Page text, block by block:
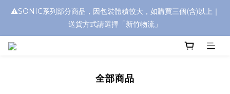
浮水太陽眼鏡🌊 全面升級新上市🎉
⚠️SONIC系列部分商品，因包裝體積較大，如購買三個(含)以上｜
送貨方式請選擇「新竹物流」
全部商品